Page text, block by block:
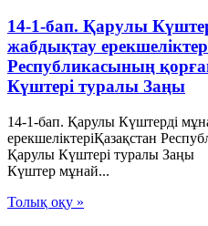
14-1-бап. Қарулы
жабдықтау
Республикасының
Күштері туралы Заңы
14-1-бап. Қарулы Күштерді
ерекшеліктеріҚазақстан
Қарулы Күштері туралы Заңы
Күштер мұнай...
Толық оқу »